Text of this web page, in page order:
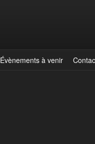
Évènements à venir